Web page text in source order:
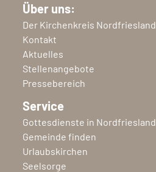
Über uns:
Der Kirchenkreis Nordfriesland
Kontakt
Aktuelles
Stellenangebote
Pressebereich
Service
Gottesdienste in Nordfriesland
Gemeinde finden
Urlaubskirchen
Seelsorge